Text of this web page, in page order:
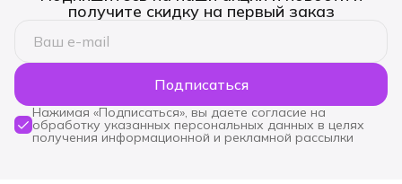
получите скидку на первый заказ
Подписаться
Нажимая «Подписаться», вы даете согласие на
обработку указанных персональных данных в целях
получения информационной и рекламной рассылки